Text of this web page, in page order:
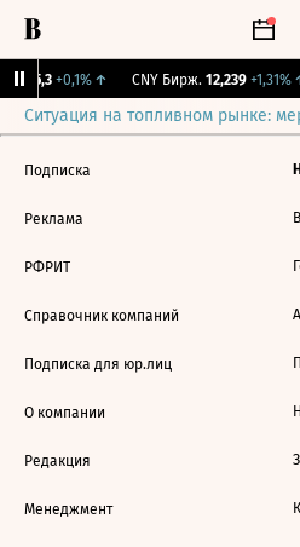
115,3 +0,1%↑ CNY Бирж. 12,239 +1,31%↑
Ситуация на топливном рынке:
Подписка
Реклама
РФРИТ
Справочник компаний
Подписка для юр.лиц
О компании
Редакция
Менеджмент